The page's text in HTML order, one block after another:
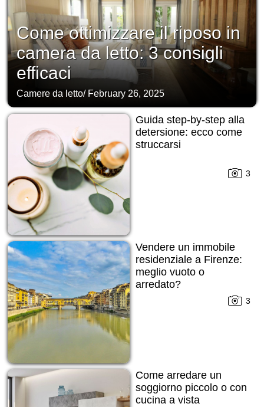
Come ottimizzare il riposo in
camera da letto: 3 consigli
efficaci
Camere da letto/ February 26, 2025
Guida step-by-step alla
detersione: ecco come
struccarsi
3
Vendere un immobile
residenziale a Firenze:
meglio vuoto o
arredato?
3
Come arredare un
soggiorno piccolo o con
cucina a vista